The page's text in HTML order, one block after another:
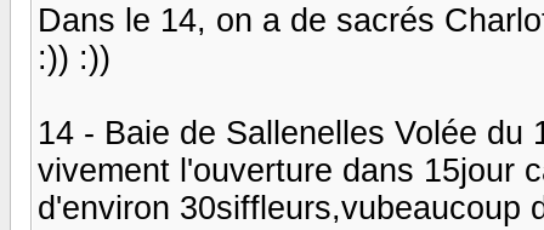
Dans le 14, on a de sacrés
:)) :))
14 - Baie de Sallenelles Volée du
vivement l'ouverture dans 15jour
d'environ 30siffleurs,vubeaucoup